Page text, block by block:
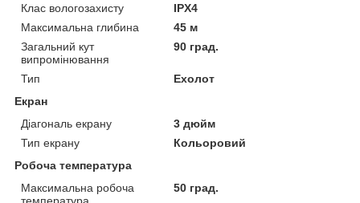
Клас вологозахисту
IPX4
Максимальна глибина
45 м
Загальний кут
випромінювання
90 град.
Тип
Ехолот
Екран
Діагональ екрану
3 дюйм
Тип екрану
Кольоровий
Робоча температура
Максимальна робоча
температура
50 град.